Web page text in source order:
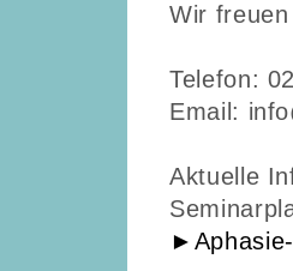
Wir
Telefon:
Email:
Aktuelle